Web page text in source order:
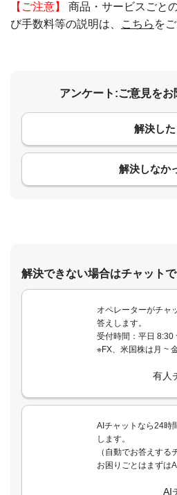
【ご注意】
商品・サービスごと
び手数料等の説明は、
こちら を
アンケート:ご意見を
解決した
解決しなか
コメント
解決できない場合はチャットで
オペレーターがチャ
答えします。
受付時間：平日 8:30
※FX、米国株は月 ~
有人
AIチャットなら24時
します。
（自動でお答えする
お困りごとはまずは
AI